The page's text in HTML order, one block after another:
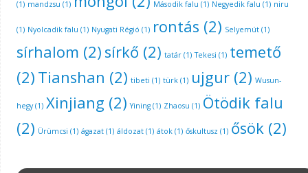
(1) mandzsu (1) Második falu (1) Negyedik falu (1) niru
(1) Nyolcadik falu (1) Nyugati Régió (1) rontás (2) Selyemút(1)
sírhalom (2) sírkő (2) tatár(1) Tekesi (1) temető
(2) Tianshan (2) tibeti (1) türk(1) ujgur(2) Wusun-
hegy(1) Xinjiang (2) Yining(1) Zhaosu (1) Ötödik falu
(2) Ürümcsi (1) ágazat(1) áldozat(1) átok(1) őskultusz (1) ősök(2)